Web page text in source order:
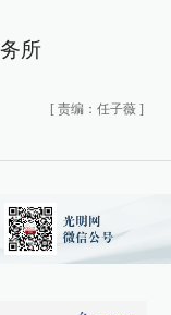
所
[ 责编：任子薇 ]